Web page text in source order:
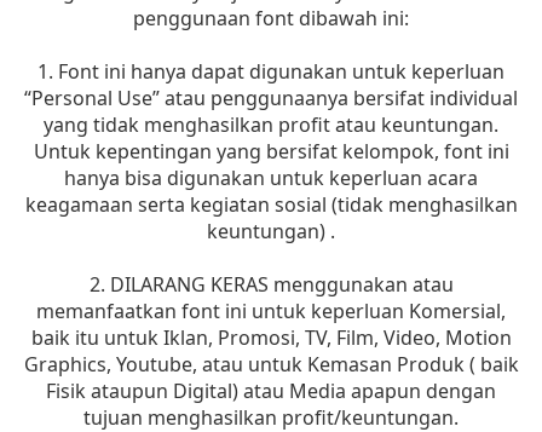
penggunaan font dibawah ini:
1. Font ini hanya dapat digunakan untuk keperluan
“Personal Use” atau penggunaanya bersifat individual
yang tidak menghasilkan profit atau keuntungan.
Untuk kepentingan yang bersifat kelompok, font ini
hanya bisa digunakan untuk keperluan acara
keagamaan serta kegiatan sosial (tidak menghasilkan
keuntungan) .
2. DILARANG KERAS menggunakan atau
memanfaatkan font ini untuk keperluan Komersial,
baik itu untuk Iklan, Promosi, TV, Film, Video, Motion
Graphics, Youtube, atau untuk Kemasan Produk ( baik
Fisik ataupun Digital) atau Media apapun dengan
tujuan menghasilkan profit/keuntungan.